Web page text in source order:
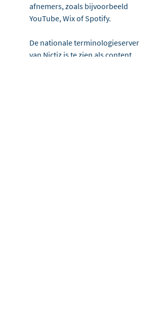
afnemers, zoals bijvoorbeeld
YouTube, Wix of Spotify.
De nationale terminologieserver
van Nictiz is te zien als content